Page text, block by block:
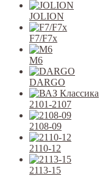
JOLION
F7/F7x
M6
DARGO
2101-2107
2108-09
2110-12
2113-15